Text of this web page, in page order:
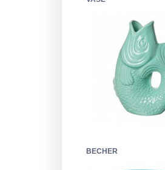
BECHER